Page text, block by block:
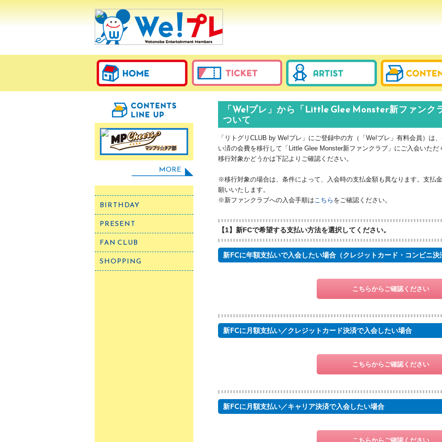
MORE
BIRTHDAY
PRESENT
FAN CLUB
SHOPPING
「We!プレ」から「Little Glee Monster新ファンク
ついて
「リトグリCLUB by We!プレ」にご登録中の方（「We!プレ」有料会員）は
い済の会費を移行して「Little Glee Monster新ファンクラブ」にご入会いただ
移行対象かどうかは下記よりご確認ください。
※移行対象の場合は、条件によって、入会時の支払金額も異なります。支払
願いいたします。
※新ファンクラブへの入会手順はこちら をご確認ください。
【1】新FCで希望する支払い方法を選択してください。
新FCに年額支払いで入会したい場合（クレジットカード・コンビニ決
こちらからご確認ください
新FCに月額支払い／クレジットカード決済で入会したい場合
こちらからご確認ください
新FCに月額支払い／キャリア決済で入会したい場合
こちらからご確認ください